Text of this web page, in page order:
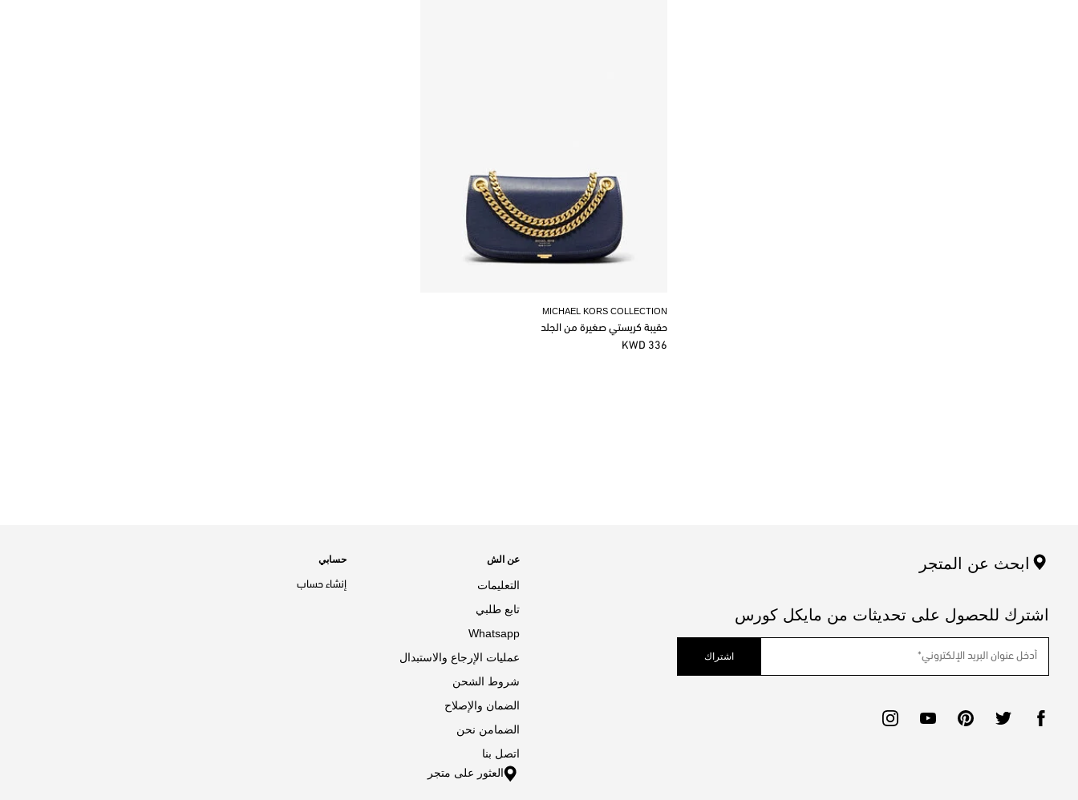
MICHAEL KORS COLLECTION
حقيبة كريستي صغيرة من الجلد
336 KWD
ابحث عن المتجر
اشترك للحصول على تحديثات من مايكل كورس
اشتراك
عن الش
التعليمات
تابع طلبي
Whatsapp
عمليات الإرجاع والاستبدال
شروط الشحن
الضمان والإصلاح
الضمامن نحن
اتصل بنا
العثور على متجر
حسابي
إنشاء حساب